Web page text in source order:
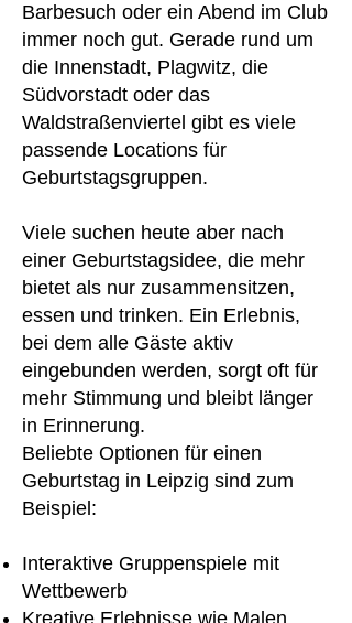
Barbesuch oder ein Abend im Club
immer noch gut. Gerade rund um
die Innenstadt, Plagwitz, die
Südvorstadt oder das
Waldstraßenviertel gibt es viele
passende Locations für
Geburtstagsgruppen.
Viele suchen heute aber nach
einer Geburtstagsidee, die mehr
bietet als nur zusammensitzen,
essen und trinken. Ein Erlebnis,
bei dem alle Gäste aktiv
eingebunden werden, sorgt oft für
mehr Stimmung und bleibt länger
in Erinnerung.
Beliebte Optionen für einen
Geburtstag in Leipzig sind zum
Beispiel:
Interaktive Gruppenspiele mit
Wettbewerb
Kreative Erlebnisse wie Malen,